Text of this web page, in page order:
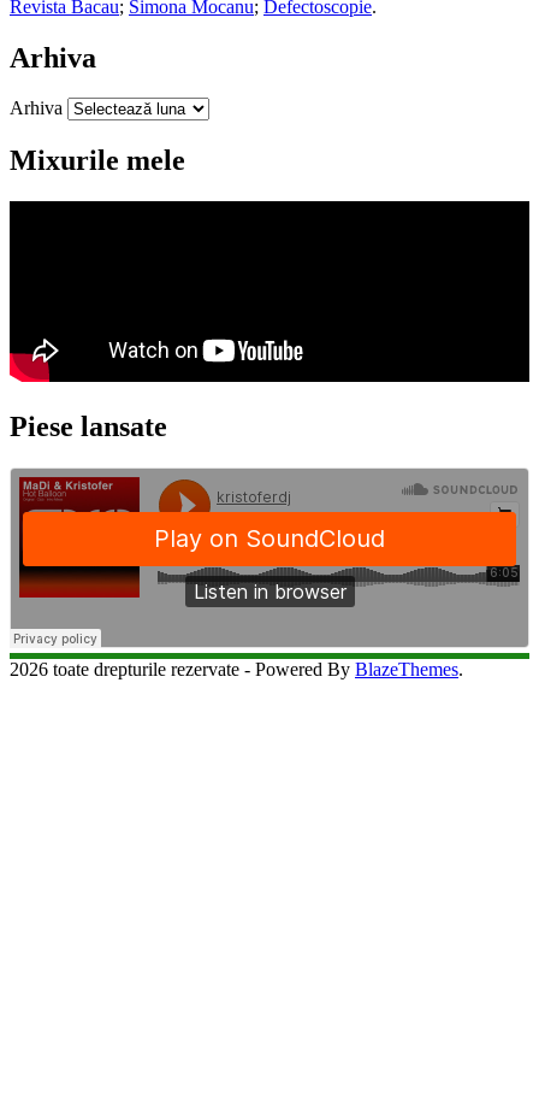
Revista Bacau; Simona Mocanu; Defectoscopie.
Arhiva
Arhiva
Mixurile mele
Piese lansate
2026 toate drepturile rezervate - Powered By BlazeThemes.